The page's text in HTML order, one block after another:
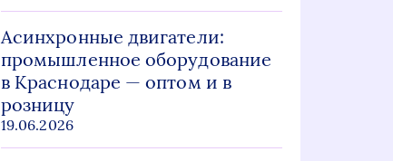
Асинхронные двигатели:
промышленное оборудование
в Краснодаре — оптом и в
розницу
19.06.2026